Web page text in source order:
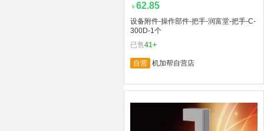
￥62.85
设备附件-操作部件-把手-润富堂-把手-C-
300D-1个
已售41+
自营 机加帮自营店